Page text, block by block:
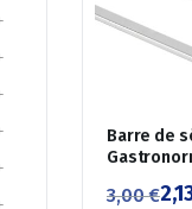
Barre de
3,00€